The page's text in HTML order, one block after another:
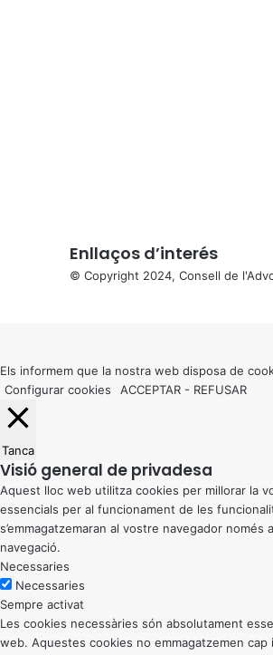
Enllaços d’interés
© Copyright 2024, Consell de
button
Els informem que la nostra web disposa de
Configurar cookies
ACCEPTAR - REFUSAR
Tanca
Visió general de privadesa
Aquest lloc web utilitza cookies per millorar la
essencials per al funcionament de les
s’emmagatzemaran al vostre navegador
navegació.
Necessaries
Necessaries
Sempre activat
Les cookies necessàries són absolutament
web. Aquestes cookies no emmagatzemen cap